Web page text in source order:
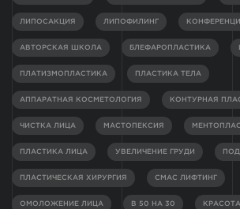
ЛИПОСАКЦИЯ ЛИПОФИЛИНГ
АВТОРСКАЯ ШКОЛА БЛЕФАРОПЛАСТИКА
ПЛАТИЗМОПЛАСТИКА ПЛАСТИКА ТЕЛА
АППАРАТНАЯ КОСМЕТОЛОГИЯ КОНТУРНАЯ
ЧИСТКА ЛИЦА МАСТОПЕКСИЯ
ПЛАСТИКА ЛИЦА УВЕЛИЧЕНИЕ ГРУДИ
ПЛАСТИЧЕСКАЯ ХИРУРГИЯ СМАС ЛИФТИНГ
ОМОЛОЖЕНИЕ ЛИЦА В 50 НА 30 КРАСОТА